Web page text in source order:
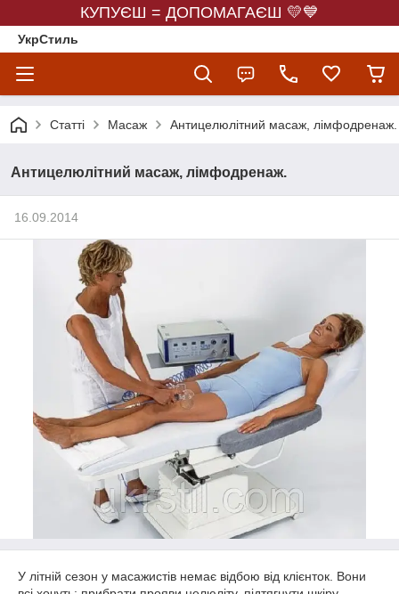
КУПУЄШ = ДОПОМАГАЄШ 💛💙
УкрСтиль
Статті Масаж Антицелюлітний масаж, лімфодренаж.
Антицелюлітний масаж, лімфодренаж.
16.09.2014
У літній сезон у масажистів немає відбою від клієнток. Вони